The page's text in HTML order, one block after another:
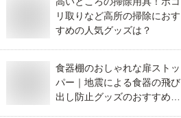
リ取りなど高所の掃除におす
すめの人気グッズは？
食器棚のおしゃれな扉ストッ
パー｜地震による食器の飛び
出し防止グッズのおすすめア